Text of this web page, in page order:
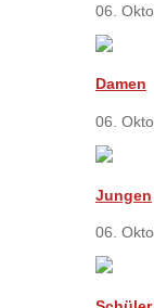
06.
Damen
06.
Jungen
06.